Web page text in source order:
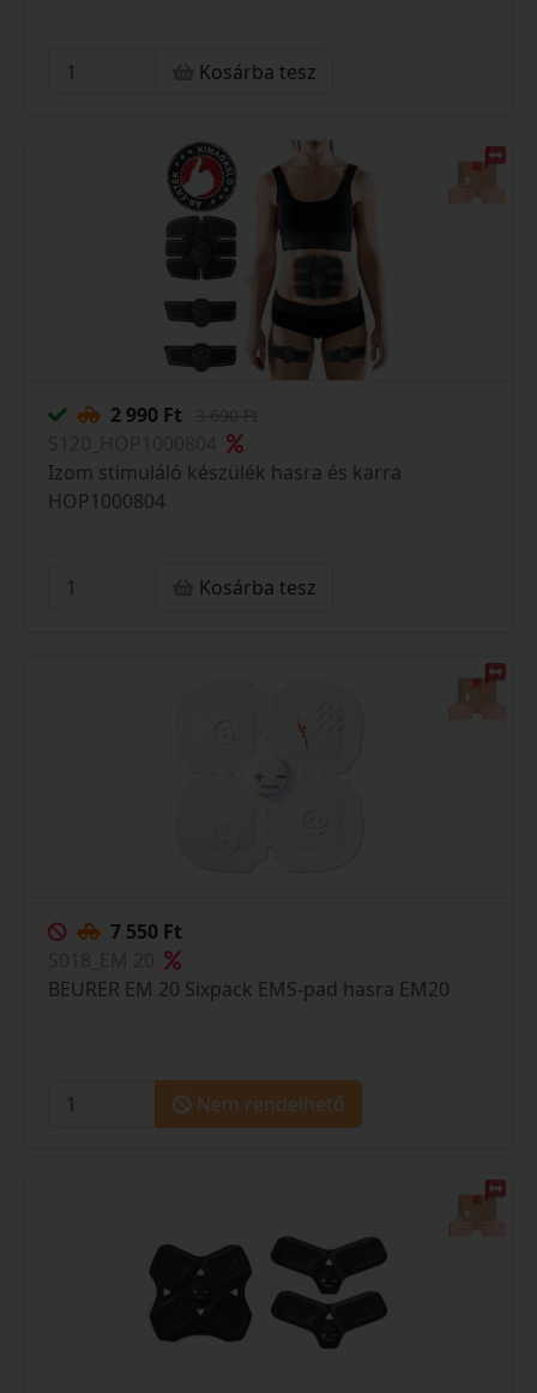
Kosárba tesz
2 990 Ft
Izom stimuláló készülék hasra és karra
HOP1000804
Kosárba tesz
7 550 Ft
BEURER EM 20 Sixpack EMS-pad hasra EM20
Nem rendelhető